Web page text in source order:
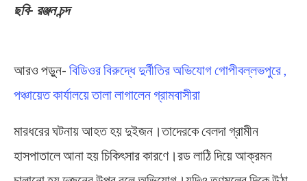
ছবি- রঞ্জন চন্দ
আরও পড়ুন- বিডিওর বিরুদ্ধে দুর্নীতির অভিযোগ গোপীবল্লভপুরে ,
পঞ্চায়েত কার্যালয়ে তালা লাগালেন গ্রামবাসীরা
মারধরের ঘটনায় আহত হয় দুইজন।তাদেরকে বেলদা গ্রামীন
হাসপাতালে আনা হয় চিকিৎসার কারণে।রড লাঠি দিয়ে আক্রমন